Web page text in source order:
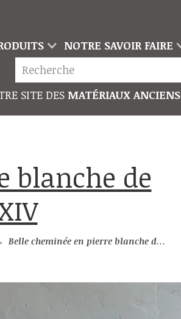
NOTRE SAVOIR FAIRE
SITE DES MATÉRIAUX ANCIENS
Belle cheminée en pierre blanche de Provence de style Louis XIV